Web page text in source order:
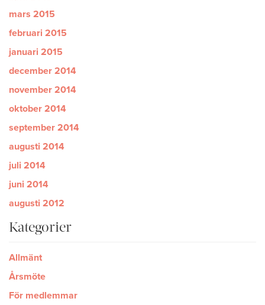
mars 2015
februari 2015
januari 2015
december 2014
november 2014
oktober 2014
september 2014
augusti 2014
juli 2014
juni 2014
augusti 2012
Kategorier
Allmänt
Årsmöte
För medlemmar